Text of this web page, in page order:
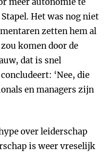
Het was nog niet
zetten hem al
komen door de
dat is snel
‘Nee, die
en managers zijn
over leiderschap
is weer vreselijk